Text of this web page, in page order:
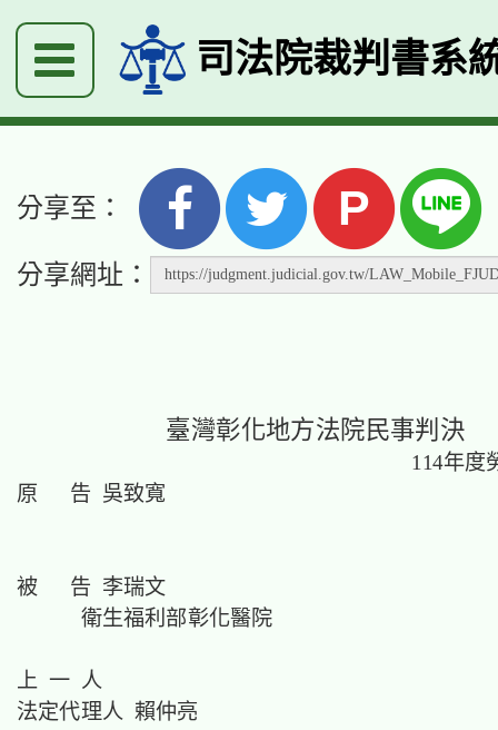
司法院裁判書系
分享至： P
分享網址：
臺灣彰化地方法院民事判決
114年度
原 告 吳致寬
被 告 李瑞文
衛生福利部彰化醫院
上 一 人
法定代理人 賴仲亮